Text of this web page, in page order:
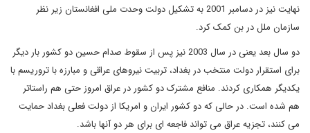
نهایت نیز در دسامبر 2001 به تشکیل دولت وحدت ملی افغانستان زیر نظر
سازمان ملل در بن کمک کرد.
دو سال بعد یعنی در سال 2003 نیز پس از سقوط صدام حسین دو کشور بار دیگر
برای استقرار دولت منتخب در بغداد، تربیت نیروهای عراقی و مبارزه با تروریسم با
یکدیگر همکاری کردند. منافع مشترک دو کشور در عراق امروز حتی هم راستاتر
هم شده است. در حالی که دو کشور ایران و امریکا از دولت فعلی بغداد حمایت
می کنند، تجزیه عراق می تواند فاجعه ای برای هر دو آنها باشد.